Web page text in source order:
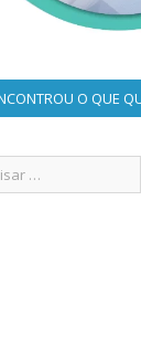
O QUE